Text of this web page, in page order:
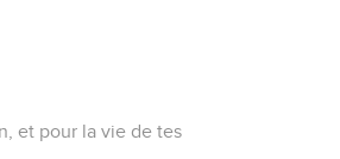
et pour la vie de tes